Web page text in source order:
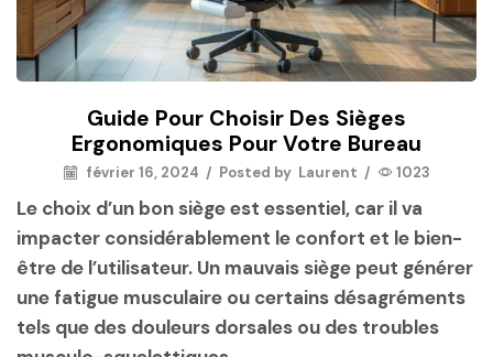
Guide Pour Choisir Des Sièges
Ergonomiques Pour Votre Bureau
février 16, 2024 / Posted by Laurent / 1023
Le choix d’un bon siège est essentiel, car il va
impacter considérablement le confort et le bien-
être de l’utilisateur. Un mauvais siège peut générer
une fatigue musculaire ou certains désagréments
tels que des douleurs dorsales ou des troubles